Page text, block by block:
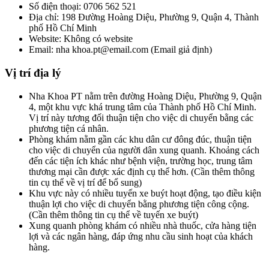
Số điện thoại: 0706 562 521
Địa chỉ: 198 Đường Hoàng Diệu, Phường 9, Quận 4, Thành
phố Hồ Chí Minh
Website: Không có website
Email: nha khoa.pt@email.com (Email giả định)
Vị trí địa lý
Nha Khoa PT nằm trên đường Hoàng Diệu, Phường 9, Quận
4, một khu vực khá trung tâm của Thành phố Hồ Chí Minh.
Vị trí này tương đối thuận tiện cho việc di chuyển bằng các
phương tiện cá nhân.
Phòng khám nằm gần các khu dân cư đông đúc, thuận tiện
cho việc di chuyển của người dân xung quanh. Khoảng cách
đến các tiện ích khác như bệnh viện, trường học, trung tâm
thương mại cần được xác định cụ thể hơn. (Cần thêm thông
tin cụ thể về vị trí để bổ sung)
Khu vực này có nhiều tuyến xe buýt hoạt động, tạo điều kiện
thuận lợi cho việc di chuyển bằng phương tiện công cộng.
(Cần thêm thông tin cụ thể về tuyến xe buýt)
Xung quanh phòng khám có nhiều nhà thuốc, cửa hàng tiện
lợi và các ngân hàng, đáp ứng nhu cầu sinh hoạt của khách
hàng.